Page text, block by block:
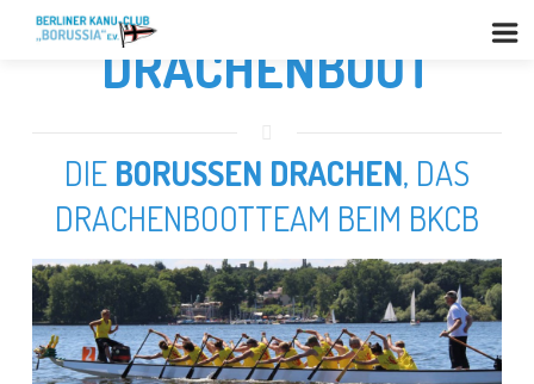
DRACHENBOOT
DIE BORUSSEN DRACHEN, DAS
DRACHENBOOTTEAM BEIM BKCB